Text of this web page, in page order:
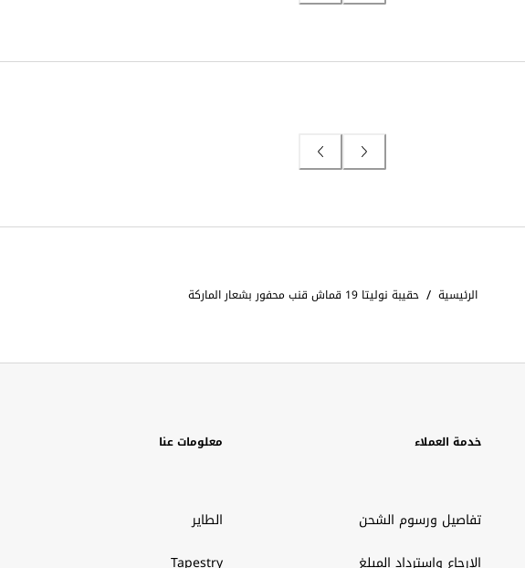
الرئيسية / حقيبة نوليتا 19 قماش قنب محفور بشعار الماركة
خدمة العملاء
تفاصيل ورسوم الشحن
الإرجاع واسترداد المبلغ
معلومات عنا
الطاير
Tapestry